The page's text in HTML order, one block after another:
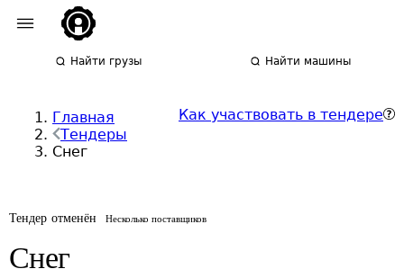
Найти грузы Найти машины
Главная
Тендеры
Снег
Как участвовать в тендере
Тендер отменён Несколько поставщиков
Снег